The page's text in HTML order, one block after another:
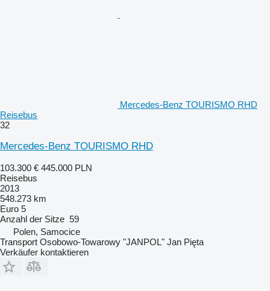
Mercedes-Benz TOURISMO RHD
Reisebus
32
Mercedes-Benz TOURISMO RHD
103.300 € 445.000 PLN
Reisebus
2013
548.273 km
Euro 5
Anzahl der Sitze 59
Polen, Samocice
Transport Osobowo-Towarowy "JANPOL" Jan Pięta
Verkäufer kontaktieren